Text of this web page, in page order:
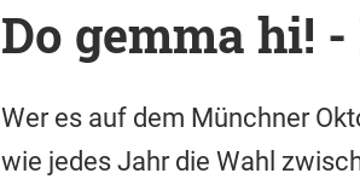
Do gemma hi!
Wer es auf dem Münchner
wie jedes Jahr die Wahl